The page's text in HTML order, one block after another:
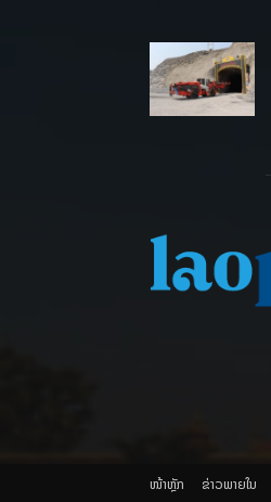
ໜ້າຫຼັກ ຂ່າວພາຍ​ໃນ